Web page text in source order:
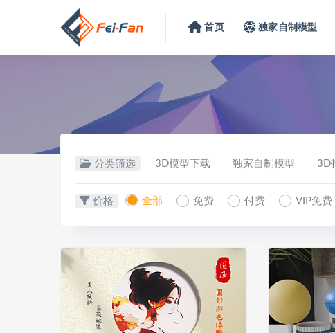
首页 独家自制模型
分类筛选 3D模型下载 独家自制模型 3D
价格 全部 免费 付费 VIP免费